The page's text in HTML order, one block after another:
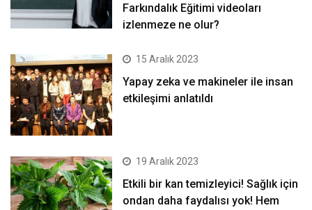
Farkındalık Eğitimi videoları
izlenmeze ne olur?
15 Aralık 2023
Yapay zeka ve makineler ile insan
etkileşimi anlatıldı
19 Aralık 2023
Etkili bir kan temizleyici! Sağlık için
ondan daha faydalısı yok! Hem